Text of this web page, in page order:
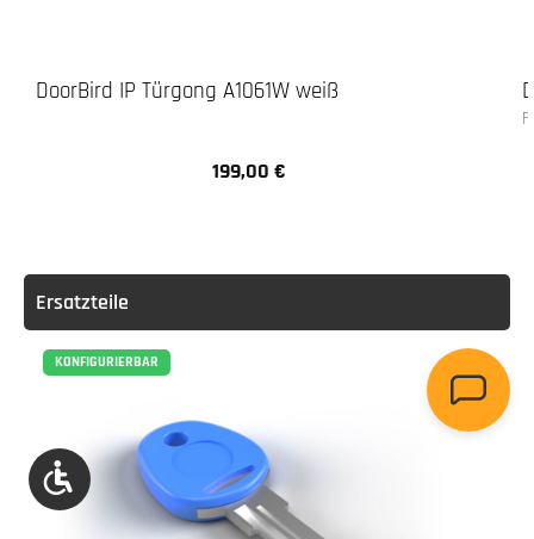
DoorBird IP Türgong A1061W weiß
Regulärer Preis:
199,00 €
Ersatzteile
KONFIGURIERBAR
Werkzeugleiste anzeigen